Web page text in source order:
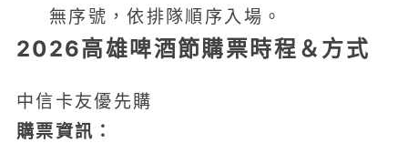
無序號，依排隊順序入場。
2026高雄啤酒節購票時程＆方式
中信卡友優先購
購票資訊：